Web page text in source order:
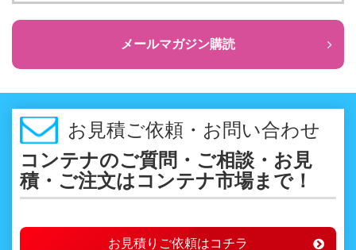
メールマガジン購読
お見積ご依頼・お問い合わせ
コンテナのご質問・ご相談・お見
積・ご注文はコンテナ市場まで！
お見積りご依頼はコチラ